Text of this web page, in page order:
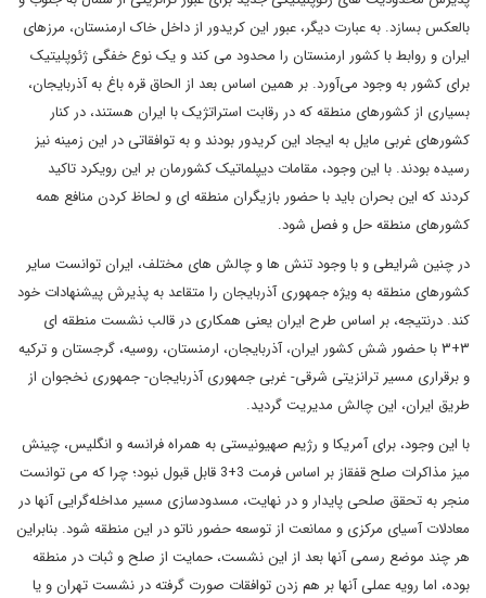
بالعکس بسازد. به عبارت دیگر، عبور این کریدور از داخل خاک ارمنستان، مرزهای
ایران و روابط با کشور ارمنستان را محدود می کند و یک نوع خفگی ژئوپلیتیک
برای کشور به وجود می‌آورد. بر همین اساس بعد از الحاق قره باغ به آذربایجان،
بسیاری از کشورهای منطقه که در رقابت استراتژیک با ایران هستند، در کنار
کشورهای غربی مایل به ایجاد این کریدور بودند و به توافقاتی در این زمینه نیز
رسیده بودند. با این وجود، مقامات دیپلماتیک کشورمان بر این رویکرد تاکید
کردند که این بحران باید با حضور بازیگران منطقه ای و لحاظ کردن منافع همه
کشورهای منطقه حل و فصل شود.
در چنین شرایطی و با وجود تنش ها و چالش های مختلف، ایران توانست سایر
کشورهای منطقه به ویژه جمهوری آذربایجان را متقاعد به پذیرش پیشنهادات خود
کند. درنتیجه، بر اساس طرح ایران یعنی همکاری در قالب نشست منطقه ای
۳+۳ با حضور شش کشور ایران، آذربایجان، ارمنستان، روسیه، گرجستان و ترکیه
و برقراری مسیر ترانزیتی شرقی- غربی جمهوری آذربایجان- جمهوری نخجوان از
طریق ایران، این چالش مدیریت گردید.
با این وجود، برای آمریکا و رژیم صهیونیستی به همراه فرانسه و انگلیس، چینش
میز مذاکرات صلح قفقاز بر اساس فرمت 3+3 قابل قبول نبود؛ چرا که می توانست
منجر به تحقق صلحی پایدار و در نهایت، مسدودسازی مسیر مداخله‌گرایی آنها در
معادلات آسیای مرکزی و ممانعت از توسعه حضور ناتو در این منطقه شود. بنابراین
هر چند موضع رسمی آنها بعد از این نشست، حمایت از صلح و ثبات در منطقه
بوده، اما رویه عملی آنها بر هم زدن توافقات صورت گرفته در نشست تهران و یا